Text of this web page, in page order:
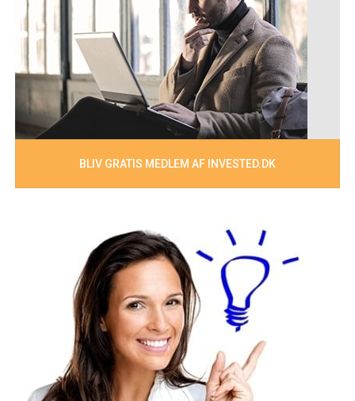
BLIV GRATIS MEDLEM AF INVESTED.DK